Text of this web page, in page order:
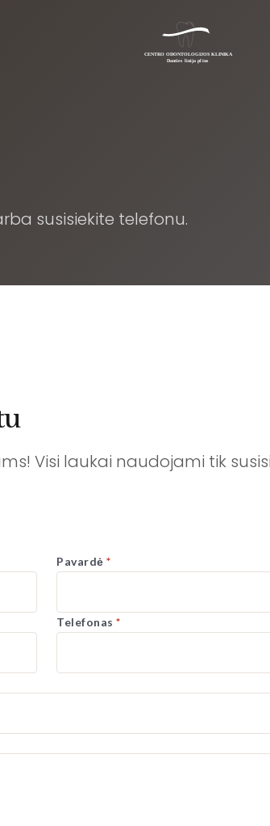
susisiekite telefonu.
Visi laukai naudojami tik
Pavardė
Telefonas